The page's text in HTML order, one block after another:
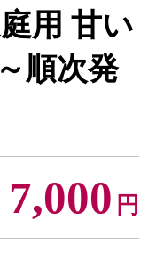
用 甘い
順次発
7,000 円